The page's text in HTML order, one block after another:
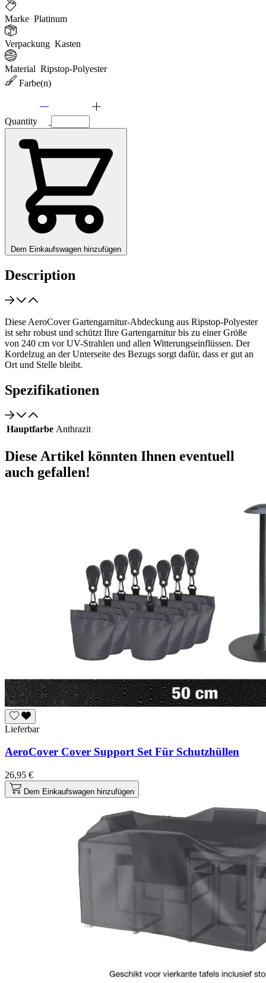
Marke Platinum
Verpackung Kasten
Material Ripstop-Polyester
Farbe(n)
Quantity
Dem Einkaufswagen hinzufügen
Description
Diese AeroCover Gartengarnitur-Abdeckung aus Ripstop-Polyester
ist sehr robust und schützt Ihre Gartengarnitur bis zu einer Größe
von 240 cm vor UV-Strahlen und allen Witterungseinflüssen. Der
Kordelzug an der Unterseite des Bezugs sorgt dafür, dass er gut an
Ort und Stelle bleibt.
Spezifikationen
Hauptfarbe Anthrazit
Diese Artikel könnten Ihnen eventuell
auch gefallen!
Lieferbar
AeroCover Cover Support Set Für Schutzhüllen
26,95 €
Dem Einkaufswagen hinzufügen